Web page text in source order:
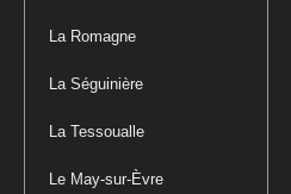
La Romagne
La Séguinière
La Tessoualle
Le May-sur-Èvre